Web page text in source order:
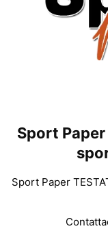
Sport
Sport Paper